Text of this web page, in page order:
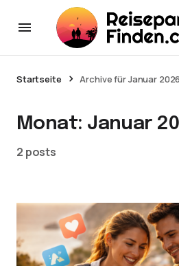
Startseite Archive für Januar 2026
Monat: Januar
2 posts